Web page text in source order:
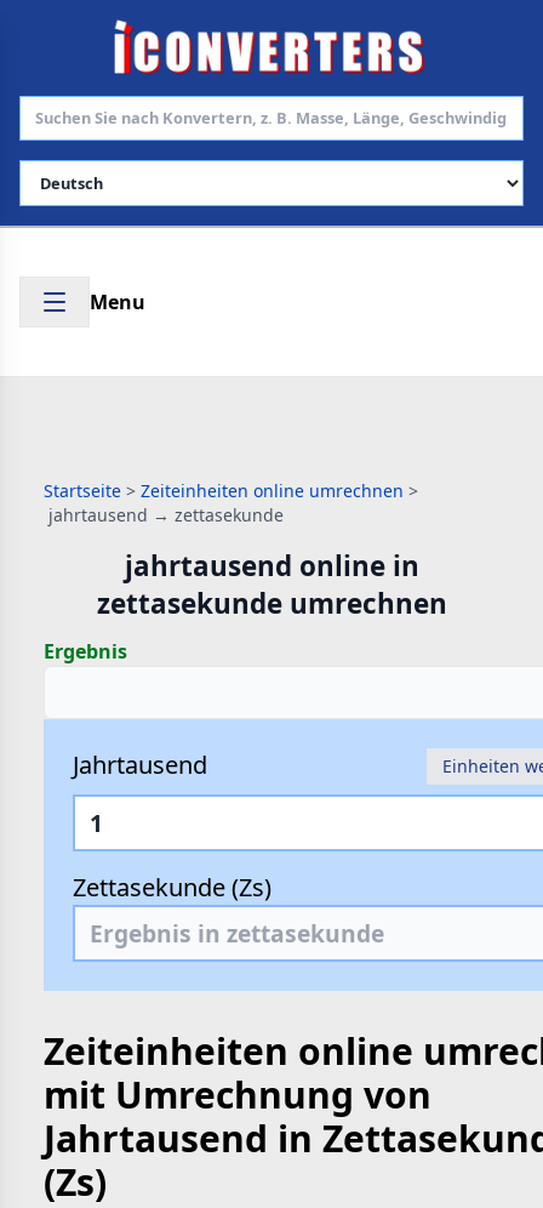
Sprache auswählen
Menu
Startseite > Zeiteinheiten online umrechnen >
jahrtausend → zettasekunde
jahrtausend online in
zettasekunde umrechnen
Ergebnis
Jahrtausend Einheiten
Zettasekunde (Zs)
Zeiteinheiten online
mit Umrechnung von
Jahrtausend in
(Zs)